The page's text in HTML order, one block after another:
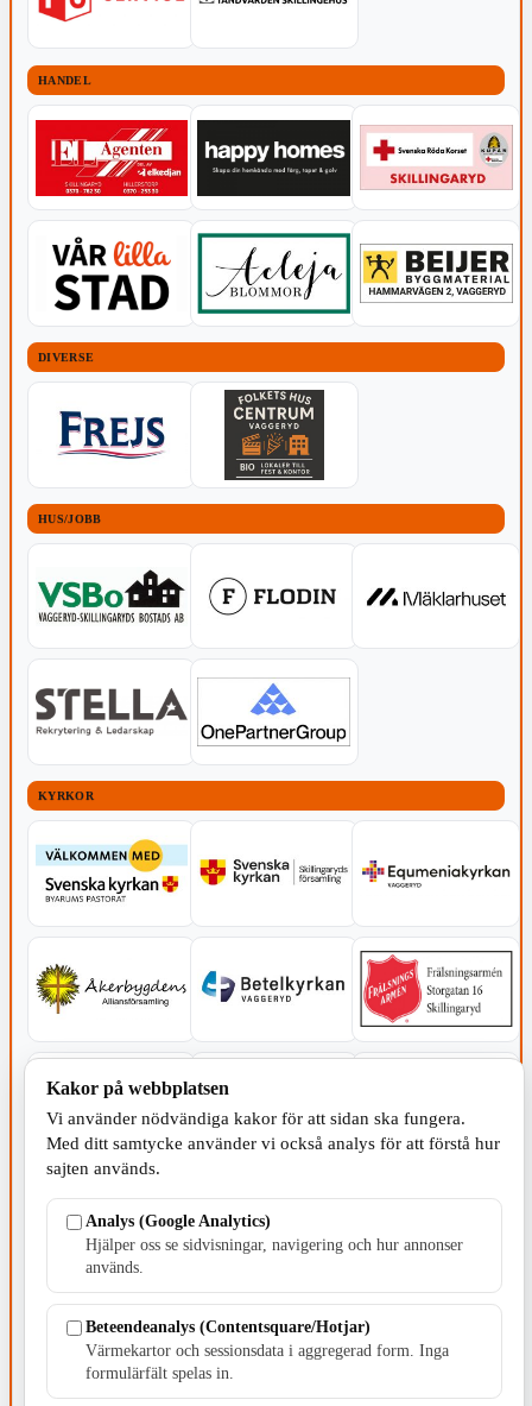
HANDEL
DIVERSE
HUS/JOBB
KYRKOR
SERVICE - MOTOR
Kakor på webbplatsen
Vi använder nödvändiga kakor för att sidan ska fungera.
Med ditt samtycke använder vi också analys för att förstå hur
sajten används.
Analys (Google Analytics)
Hjälper oss se sidvisningar, navigering och hur annonser
används.
Beteendeanalys (Contentsquare/Hotjar)
Värmekartor och sessionsdata i aggregerad form. Inga
formulärfält spelas in.